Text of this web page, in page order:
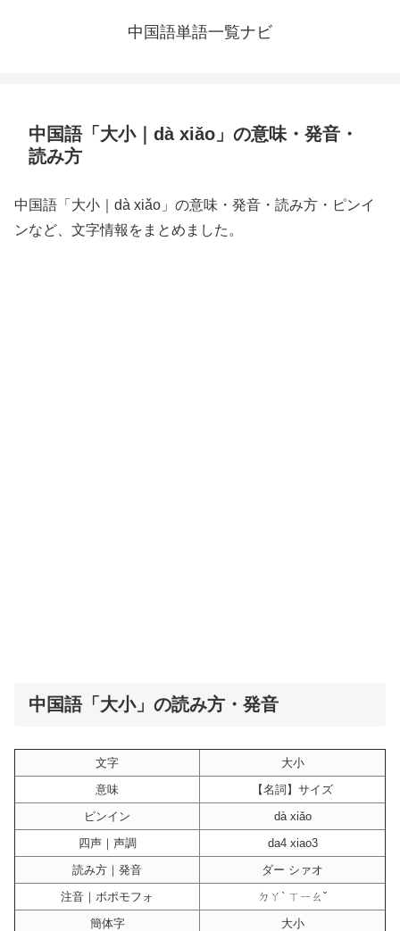
中国語単語一覧ナビ
中国語「大小｜dà xiǎo」の意味・発音・
読み方
中国語「大小｜dà xiǎo」の意味・発音・読み方・ピンイ
ンなど、文字情報をまとめました。
中国語「大小」の読み方・発音
文字
大小
意味
【名詞】サイズ
ピンイン
dà xiǎo
四声｜声調
da4 xiao3
読み方｜発音
ダー シァオ
注音｜ボポモフォ
ㄉㄚˋ ㄒㄧㄠˇ
簡体字
大小